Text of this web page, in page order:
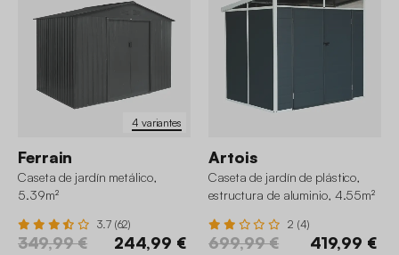
4 variantes
Ferrain
Caseta de jardín metálico,
5.39m²
3.7 (62)
349,99 € 244,99 €
Artois
Caseta de jardín de plástico,
estructura de aluminio, 4.55m²
2 (4)
699,99 € 419,99 €